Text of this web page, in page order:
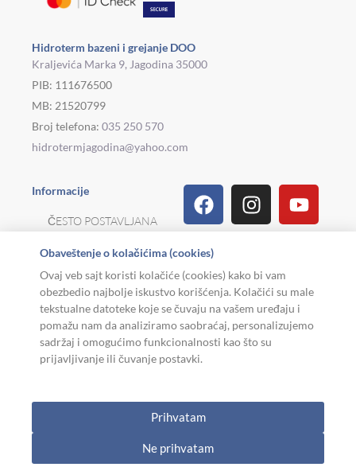
Hidroterm bazeni i grejanje DOO
Kraljevića Marka 9, Jagodina 35000
PIB: 111676500
MB: 21520799
Broj telefona: 035 250 570
hidrotermjagodina@yahoo.com
Informacije
ČESTO POSTAVLJANA
REKLAMACIJE I
POVRAT ROBE
USLOVI KORIŠĆENJA
FacebookInstagram
Linkedin
Viber
TiktokPinterest
Copyright © 2026. Hidroterm Jagodina
AKCIJA
Obaveštenje o kolačićima (cookies)
Ovaj veb sajt koristi kolačiće (cookies) kako bi vam
obezbedio najbolje iskustvo korišćenja. Kolačići su male
tekstualne datoteke koje se čuvaju na vašem uređaju i
pomažu nam da analiziramo saobraćaj, personalizujemo
sadržaj i omogućimo funkcionalnosti kao što su
prijavljivanje ili čuvanje postavki.
Prihvatam
Ne prihvatam